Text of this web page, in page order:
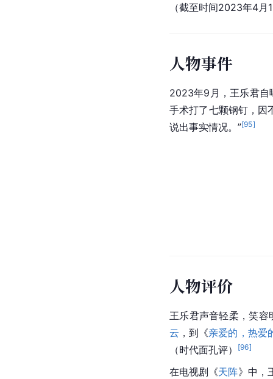
（截至时间2023年4月
人物事件
2023年9月，王乐君自
手术打了七颗钢钉，因
说出事实情况。”[95]
人物评价
王乐君声音轻柔，笑
云 ，到《亲爱的，热爱
（时代面孔评）
[96]
在电视剧《天阵》中，